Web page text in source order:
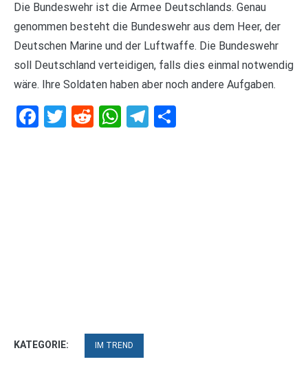
Die Bundeswehr ist die Armee Deutschlands. Genau
genommen besteht die Bundeswehr aus dem Heer, der
Deutschen Marine und der Luftwaffe. Die Bundeswehr
soll Deutschland verteidigen, falls dies einmal notwendig
wäre. Ihre Soldaten haben aber noch andere Aufgaben.
Facebook
Twitter
RedditWhatsApp
Telegram
KATEGORIE: IM TREND